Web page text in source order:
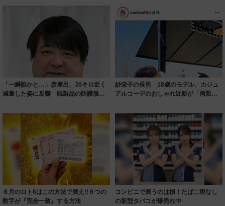
「一瞬誰かと…」彦摩呂、30キロ近く
減量した姿に反響 既製品の防護服が
紗栄子の長男 18歳のモデル、カジュ
アルコーデのおしゃれ近影が「両親の
８月のロト6はこの方法で買え!!６つの
数字が『完全一致』する方法
コンビニで買うのは損！たばこ税なし
の新型タバコが爆売れ中